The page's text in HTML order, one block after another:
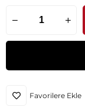
Favorilere Ekle